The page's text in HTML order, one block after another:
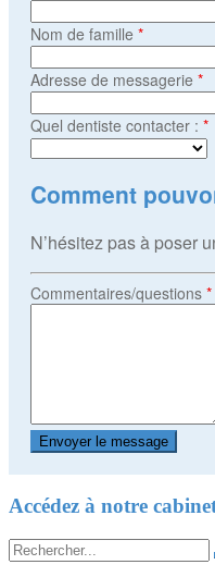
Nom de famille *
Adresse de messagerie *
Quel dentiste contacter : *
Comment
N’hésitez pas à poser
Commentaires/questions *
Accédez à notre
Search
for: